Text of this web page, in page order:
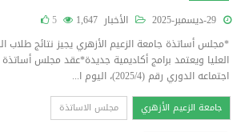
الأخبار 1,647
5
*مجلس أساتذة جامعة الزعيم الأزهري يجيز نتائج طلاب
العليا ويعتمد برامج أكاديمية جديدة*عقد مجلس أساتذة
اجتماعه الدوري رقم (2025/4)، اليوم ا...
جامعة الزعيم الأزهري مجلس الاساتذة